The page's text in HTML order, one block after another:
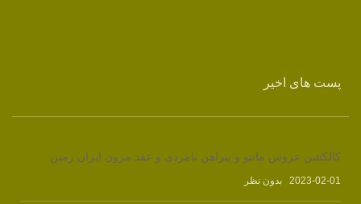
پست های اخیر
کالکشن عروس مانتو و پیراهن نامزدی و عقد مزون ایران زمین
2023-02-01 بدون نظر